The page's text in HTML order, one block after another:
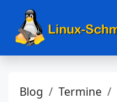
Blog Termine